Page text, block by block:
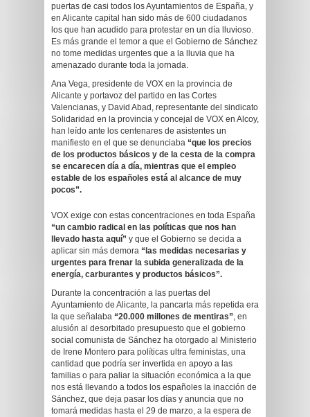
puertas de casi todos los Ayuntamientos de España, y
en Alicante capital han sido más de 600 ciudadanos
los que han acudido para protestar en un día lluvioso.
Es más grande el temor a que el Gobierno de Sánchez
no tome medidas urgentes que a la lluvia que ha
amenazado durante toda la jornada.
Ana Vega, presidente de VOX en la provincia de
Alicante y portavoz del partido en las Cortes
Valencianas, y David Abad, representante del sindicato
Solidaridad en la provincia y concejal de VOX en Alcoy,
han leído ante los centenares de asistentes un
manifiesto en el que se denunciaba “que los precios
de los productos básicos y de la cesta de la compra
se encarecen día a día, mientras que el empleo
estable de los españoles está al alcance de muy
pocos”.
VOX exige con estas concentraciones en toda España
“un cambio radical en las políticas que nos han
llevado hasta aquí” y que el Gobierno se decida a
aplicar sin más demora “las medidas necesarias y
urgentes para frenar la subida generalizada de la
energía, carburantes y productos básicos”.
Durante la concentración a las puertas del
Ayuntamiento de Alicante, la pancarta más repetida era
la que señalaba “20.000 millones de mentiras”, en
alusión al desorbitado presupuesto que el gobierno
social comunista de Sánchez ha otorgado al Ministerio
de Irene Montero para políticas ultra feministas, una
cantidad que podría ser invertida en apoyo a las
familias o para paliar la situación económica a la que
nos está llevando a todos los españoles la inacción de
Sánchez, que deja pasar los días y anuncia que no
tomará medidas hasta el 29 de marzo, a la espera de